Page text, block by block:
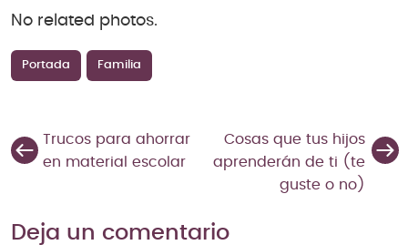
No related photos.
Portada Familia
Trucos para ahorrar
en material escolar
Cosas que tus hijos
aprenderán de ti (te
guste o no)
Deja un comentario